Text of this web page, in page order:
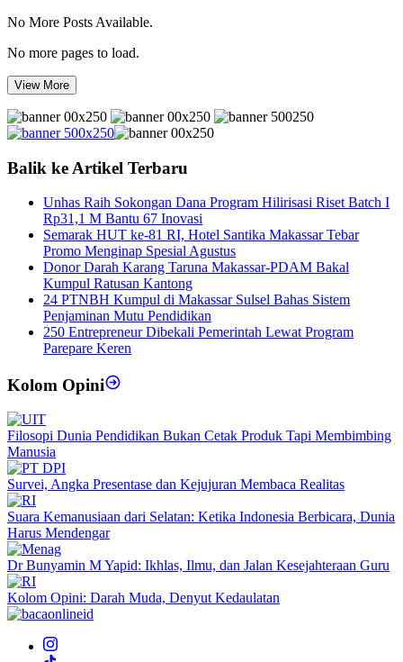
No More Posts Available.
No more pages to load.
View More
Balik ke Artikel Terbaru
Unhas Raih Sokongan Dana Program Hilirisasi Riset Batch I
Rp31,1 M Bantu 67 Inovasi
Semarak HUT ke-81 RI, Hotel Santika Makassar Tebar
Promo Menginap Spesial Agustus
Donor Darah Karang Taruna Makassar-PDAM Bakal
Kumpul Ratusan Kantong
24 PTNBH Kumpul di Makassar Sulsel Bahas Sistem
Penjaminan Mutu Pendidikan
250 Entrepreneur Dibekali Pemerintah Lewat Program
Parepare Keren
Kolom Opini
Filosopi Dunia Pendidikan Bukan Cetak Produk Tapi Membimbing
Manusia
Survei, Angka Presentase dan Kejujuran Membaca Realitas
Suara Kemanusiaan dari Selatan: Ketika Indonesia Berbicara, Dunia
Harus Mendengar
Dr Bunyamin M Yapid: Ikhlas, Ilmu, dan Jalan Kesejahteraan Guru
Kolom Opini: Darah Muda, Denyut Kedaulatan